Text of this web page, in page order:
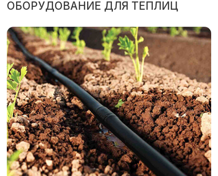
ПЕРЕЙТИ В КАТАЛОГ
ГРЯДКИ И КЛУМБЫ